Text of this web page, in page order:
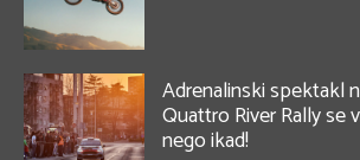
Adrenalinski spektakl
Quattro River Rally se
nego ikad!